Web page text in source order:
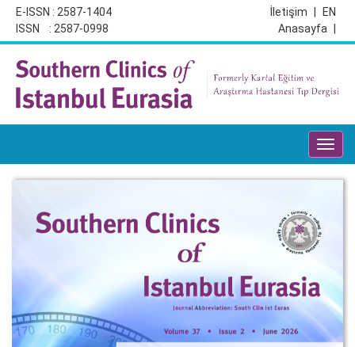
E-ISSN : 2587-1404
ISSN : 2587-0998
EN
İletişim
Anasayfa